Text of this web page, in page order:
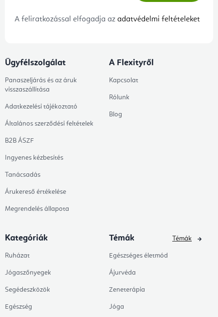
A feliratkozással elfogadja az adatvédelmi feltételeket
Ügyfélszolgálat
Panaszeljárás és az áruk
visszaszállítása
Adatkezelési tájékoztató
Általános szerződési feltételek
B2B ÁSZF
Ingyenes kézbesítés
Tanácsadás
Árukereső értékelése
Megrendelés állapota
A Flexityről
Kapcsolat
Rólunk
Blog
Kategóriák
Ruházat
Jógaszőnyegek
Segédeszközök
Egészség
Témák
Egészséges életmód
Ájurvéda
Zeneterápia
Jóga
Témák